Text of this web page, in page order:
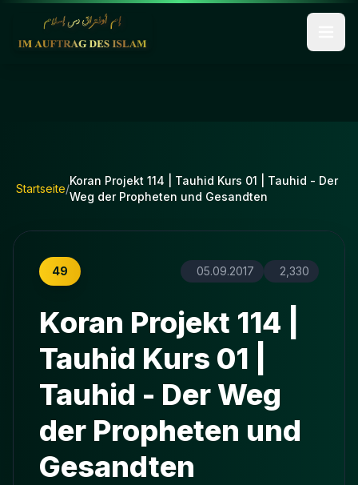
Startseite/
Koran Projekt 114 | Tauhid Kurs 01 | Tauhid - Der
Weg der Propheten und Gesandten
49 05.09.2017 2,330
Koran Projekt 114 |
Tauhid Kurs 01 |
Tauhid - Der Weg
der Propheten und
Gesandten